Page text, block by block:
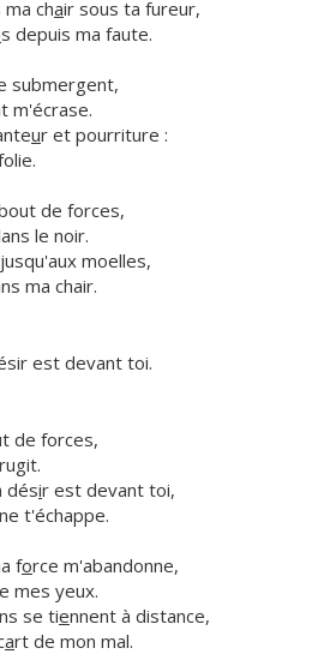
chair sous ta fureur,
s depuis ma faute.
submergent,
m'écrase.
ur et pourriture :
de forces,
le noir.
moelles,
ma chair.
est devant toi.
de forces,
désir est devant toi,
t'échappe.
force m'abandonne,
mes yeux.
se tiennent à distance,
art de mon mal.